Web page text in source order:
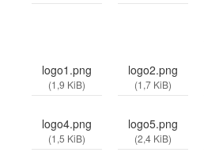
logo1.png
(1,9 KiB)
logo2.png
(1,7 KiB)
logo4.png
(1,5 KiB)
logo5.png
(2,4 KiB)